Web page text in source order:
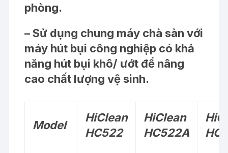
phòng.
– Sử dụng chung máy chà sàn với
máy hút bụi công nghiệp có khả
năng hút bụi khô/ ướt để nâng
cao chất lượng vệ sinh.
Model
HiClean
HC522
HiClean
HC522A